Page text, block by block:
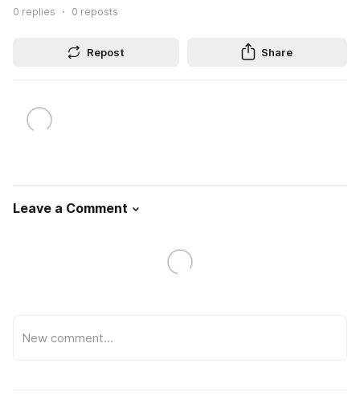
0 replies 0 reposts
Repost Share
Leave a Comment